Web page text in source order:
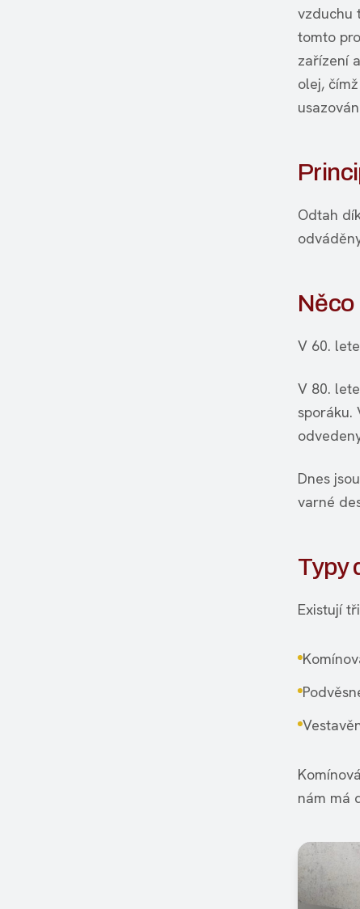
vzduchu
tomto
zařízení
olej,
Odtah
Něco
V 60.
V 80.
sporáku.
Dnes
varné
Typy
Existují
nám má